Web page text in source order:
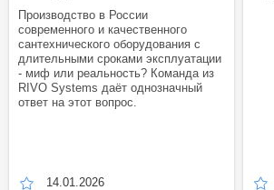
Производство в России
современного и качественного
сантехнического оборудования с
длительными сроками эксплуатации
- миф или реальность? Команда из
RIVO Systems даёт однозначный
ответ на этот вопрос.
14.01.2026